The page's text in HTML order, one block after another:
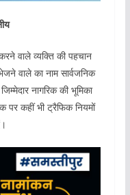
वाले व्यक्ति की पहचान
वाले का नाम सार्वजनिक
नागरिक की भूमिका
पर कहीं भी ट्रैफिक नियमों